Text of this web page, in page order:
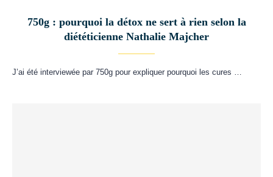
750g : pourquoi la détox ne sert à rien selon la
diététicienne Nathalie Majcher
J’ai été interviewée par 750g pour expliquer pourquoi les cures …